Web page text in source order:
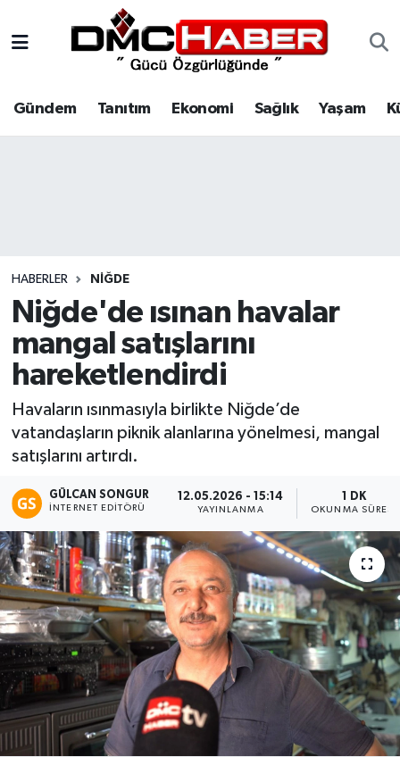
Gündem Tanıtım Ekonomi Sağlık Yaşam
HABERLER NIĞDE
Niğde'de ısınan havalar
mangal satışlarını
hareketlendirdi
Havaların ısınmasıyla birlikte Niğde’de
vatandaşların piknik alanlarına yönelmesi, mangal
satışlarını artırdı.
GÜLCAN SONGUR
İNTERNET EDITÖRÜ
12.05.2026 - 15:14
YAYINLANMA
1 DK
OKUNMA SÜRESI
Tanıtım
Spor
Siyaset
Eğitim
Resmi İlan
Nöbetçi Eczaneler
Hava Durumu
Haber Arşivi